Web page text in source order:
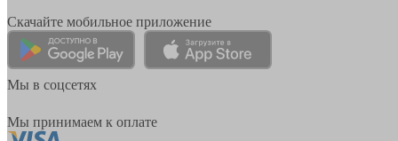
Скачайте мобильное приложение
Мы в соцсетях
Мы принимаем к оплате